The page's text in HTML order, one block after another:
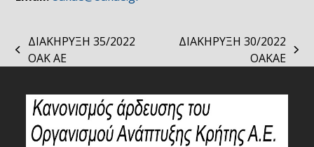
previous
ΔΙΑΚΗΡΥΞΗ 35/2022
ΟΑΚ ΑΕ
ΔΙΑΚΗΡΥΞΗ 30/2022
ΟΑΚΑΕ